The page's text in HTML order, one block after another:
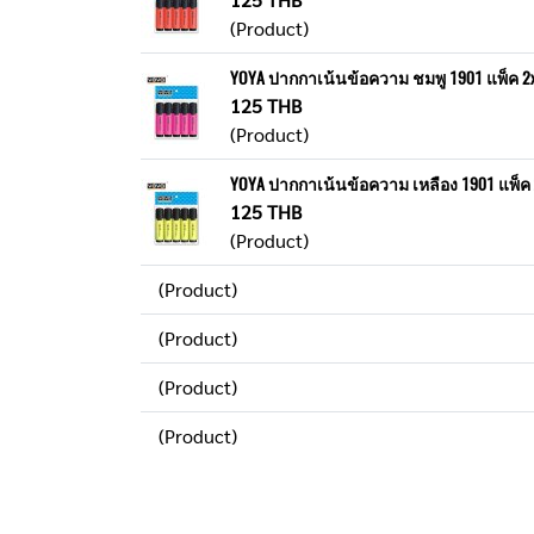
(Product)
YOYA ปากกาเน้นข้อความ ชมพู 1901 แพ็ค
125 THB
(Product)
YOYA ปากกาเน้นข้อความ เหลือง 1901 แพ็ค
125 THB
(Product)
(Product)
(Product)
(Product)
(Product)